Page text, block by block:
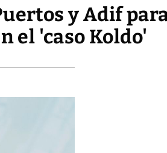
y Adif
el 'caso Koldo'